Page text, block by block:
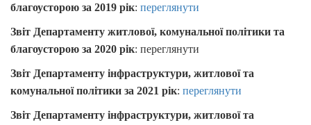
благоусторою за 2019 рік: переглянути
Звіт Департаменту житлової, комунальної політики та
благоусторою за 2020 рік: переглянути
Звіт Департаменту інфраструктури, житлової та
комунальної політики за 2021 рік: переглянути
Звіт Департаменту інфраструктури, житлової та